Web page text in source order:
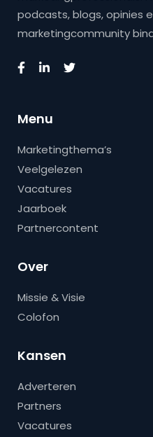
podcasts, blogs, opinies
marketingcommunity
Menu
Marketingthema’s
Veelgelezen
Vacatures
Jaarboek
Partnercontent
Over
Missie & Visie
Colofon
Kansen
Adverteren
Partners
Vacatures